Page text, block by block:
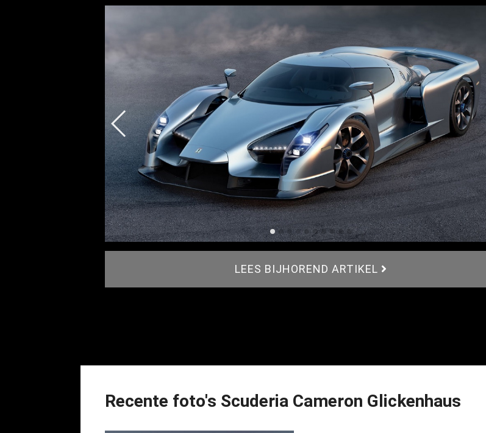
LEES BIJHOREND ARTIKEL
Recente foto's Scuderia Cameron Glickenhaus